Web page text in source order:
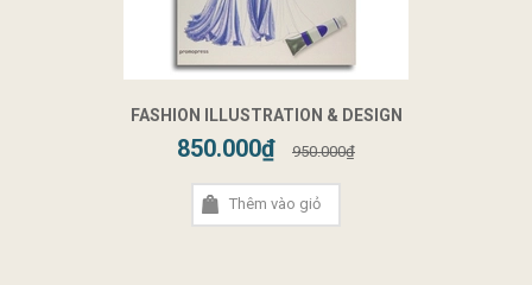
FASHION ILLUSTRATION & DESIGN
850.000₫ 950.000₫
Thêm vào giỏ